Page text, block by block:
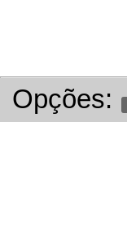
Opções: